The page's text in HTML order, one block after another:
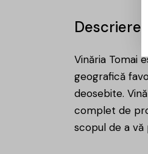
Descriere
Vinăria Tomai
geografică
deosebite.
complet de
scopul de a